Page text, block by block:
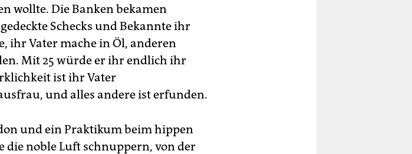
wollte. Die Banken bekamen
Schecks und Bekannte ihr
ihr Vater mache in Öl, anderen
Mit 25 würde er ihr endlich ihr
ist ihr Vater
und alles andere ist erfunden.
und ein Praktikum beim hippen
die noble Luft schnuppern, von der